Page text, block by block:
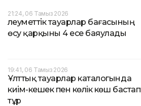
21:24, 06 Тамыз 2026
Әлеуметтік тауарлар бағасының
өсу қарқыны 4 есе баяулады
19:41, 06 Тамыз 2026
Ұлттық тауарлар каталогында
киім-кешек пен көлік көш бастап
тұр